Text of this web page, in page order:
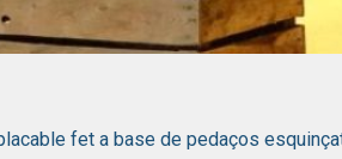
fet a base de pedaços